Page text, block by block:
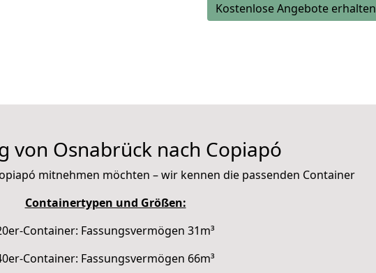
Kostenlose Angebote erhalten
von Osnabrück nach Copiapó
mitnehmen möchten – wir kennen die passenden Container
Containertypen und Größen:
Container: Fassungsvermögen 31m³
Container: Fassungsvermögen 66m³